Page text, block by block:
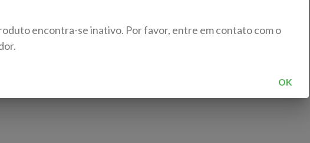
encontra-se inativo. Por favor, entre em contato com o
OK